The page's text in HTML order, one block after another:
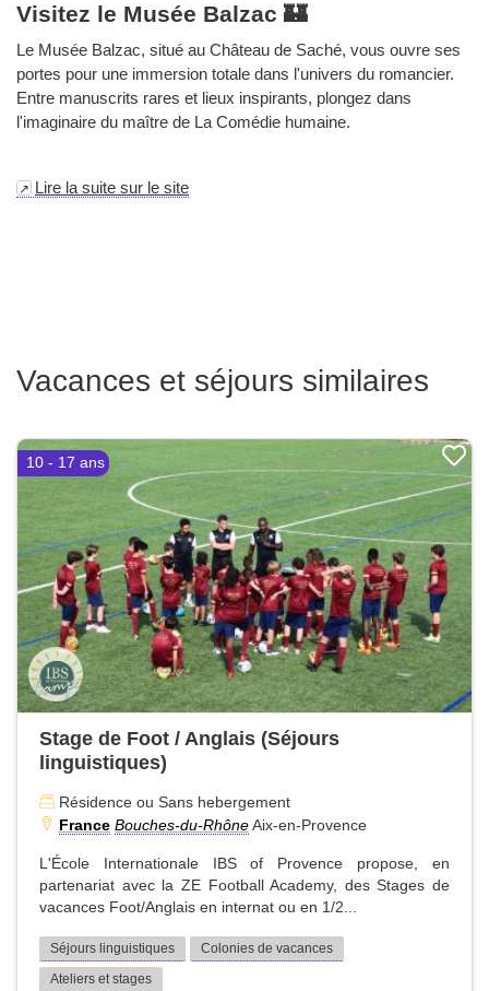
Visitez le Musée Balzac 🏰
Le Musée Balzac, situé au Château de Saché, vous ouvre ses
portes pour une immersion totale dans l'univers du romancier.
Entre manuscrits rares et lieux inspirants, plongez dans
l'imaginaire du maître de La Comédie humaine.
Lire la suite sur le site
Vacances et séjours similaires
10 - 17 ans
Stage de Foot / Anglais (Séjours
linguistiques)
Résidence ou Sans hebergement
France Bouches-du-RhôneAix-en-Provence
L'École Internationale IBS of Provence propose, en
partenariat avec la ZE Football Academy, des Stages de
vacances Foot/Anglais en internat ou en 1/2...
Séjours linguistiques
Colonies de vacances
Ateliers et stages